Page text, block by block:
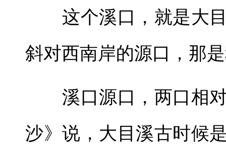
这个溪口，就是大目
斜对西南岸的源口，那
溪口源口，两口相对
沙》说，大目溪古时候